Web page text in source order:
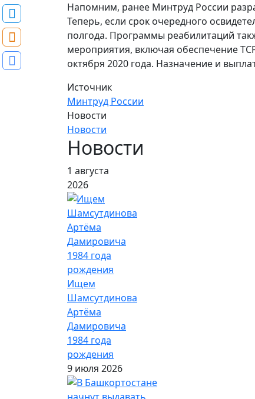
Напомним, ранее Минтруд России
Теперь, если срок очередного
полгода. Программы реабилитаций
мероприятия, включая обеспечение
октября 2020 года. Назначение и
Источник
Минтруд России
Новости
Новости
Новости
1 августа
2026
Ищем
Шамсутдинова
Артёма
Дамировича
1984 года
рождения
9 июля 2026